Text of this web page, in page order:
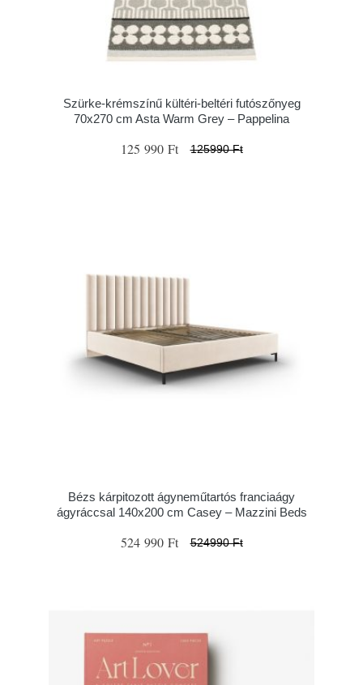
Szürke-krémszínű kültéri-beltéri futószőnyeg
70x270 cm Asta Warm Grey – Pappelina
125 990 Ft 125990 Ft
Bézs kárpitozott ágyneműtartós franciaágy
ágyráccsal 140x200 cm Casey – Mazzini Beds
524 990 Ft 524990 Ft